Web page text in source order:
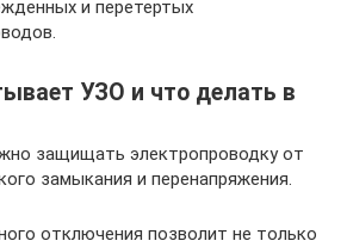
и перетертых
УЗО и что делать в
защищать электропроводку от
замыкания и перенапряжения.
отключения позволит не только